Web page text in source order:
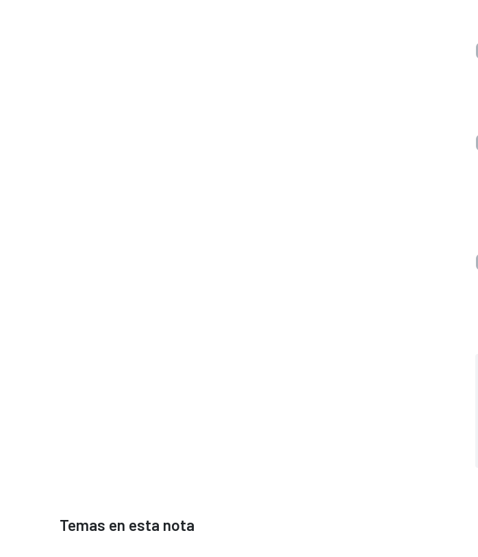
Temas en esta nota